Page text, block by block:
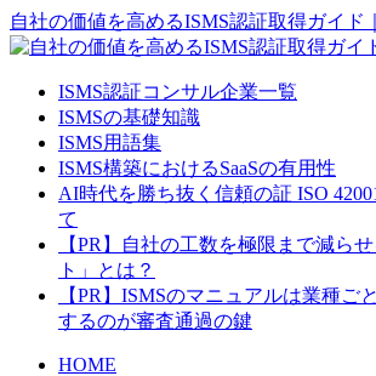
自社の価値を高めるISMS認証取得ガイド
ISMS認証コンサル企業一覧
ISMSの基礎知識
ISMS用語集
ISMS構築におけるSaaSの有用性
AI時代を勝ち抜く信頼の証 ISO
て
【PR】自社の工数を極限まで減ら
ト」とは？
【PR】ISMSのマニュアルは業種ご
するのが審査通過の鍵
HOME